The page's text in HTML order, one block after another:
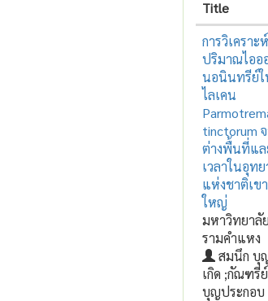
Title
การวิเคราะ
ปริมาณไออ
นอนินทรีย์ใ
ไลเคน
tinctorum
ต่างพื้นที่แล
เวลาในอุท
แห่งชาติเขา
ใหญ่
มหาวิทยาลัย
รามคำแหง
สมนึก บุ
เกิด ;กัณฑรีย์
บุญประกอบ